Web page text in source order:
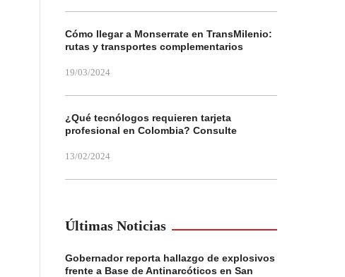
Cómo llegar a Monserrate en TransMilenio:
rutas y transportes complementarios
19/03/2024
¿Qué tecnólogos requieren tarjeta
profesional en Colombia? Consulte
13/02/2024
Últimas Noticias
Gobernador reporta hallazgo de explosivos
frente a Base de Antinarcóticos en San